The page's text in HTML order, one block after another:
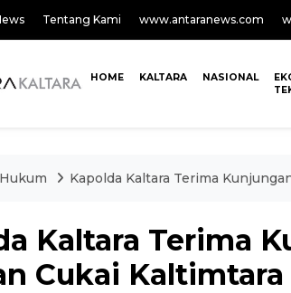
Tentang Kami www.antaranews.com
HOME KALTARA NASIONAL
Hukum Kapolda Kaltara Terima
Kaltara Terima
Cukai Kaltimtara